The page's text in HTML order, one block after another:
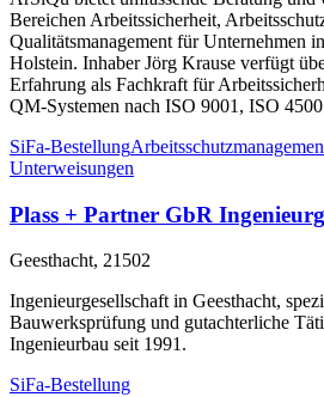
Bereichen Arbeitssicherheit,
Qualitätsmanagement für Unternehmen
Holstein. Inhaber Jörg Krause verfügt
Erfahrung als Fachkraft für
QM-Systemen nach ISO 9001, ISO
SiFa-Bestellung
Unterweisungen
Plass + Partner GbR
Geesthacht, 21502
Ingenieurgesellschaft in Geesthacht,
Bauwerksprüfung und gutachterliche
Ingenieurbau seit 1991.
SiFa-Bestellung